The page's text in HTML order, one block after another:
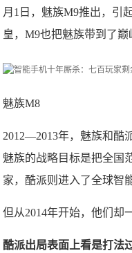
月1日，魅族M9推出，引
皇，M9也把魅族带到了巅
魅族M8
2012—2013年，魅族和酷
魅族的战略目标是把全国
家，酷派则进入了全球智
但从2014年开始，他们却
酷派出局表面上看是打法